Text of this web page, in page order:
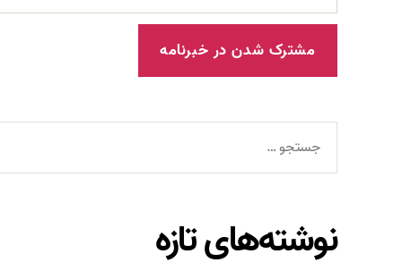
جستجوی
نوشته‌های تازه